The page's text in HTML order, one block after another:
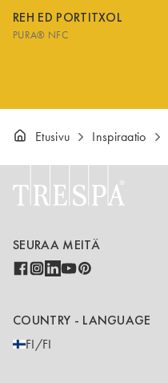
REH ED PORTITXOL
PURA® NFC
Etusivu Inspiraatio
SEURAA MEITÄ
COUNTRY - LANGUAGE
FI/FI